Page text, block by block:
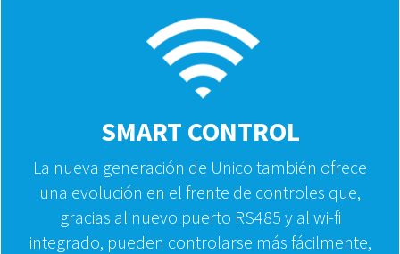
SMART CONTROL
La nueva generación de Unico también ofrece
una evolución en el frente de controles que,
gracias al nuevo puerto RS485 y al wi-fi
integrado, pueden controlarse más fácilmente,